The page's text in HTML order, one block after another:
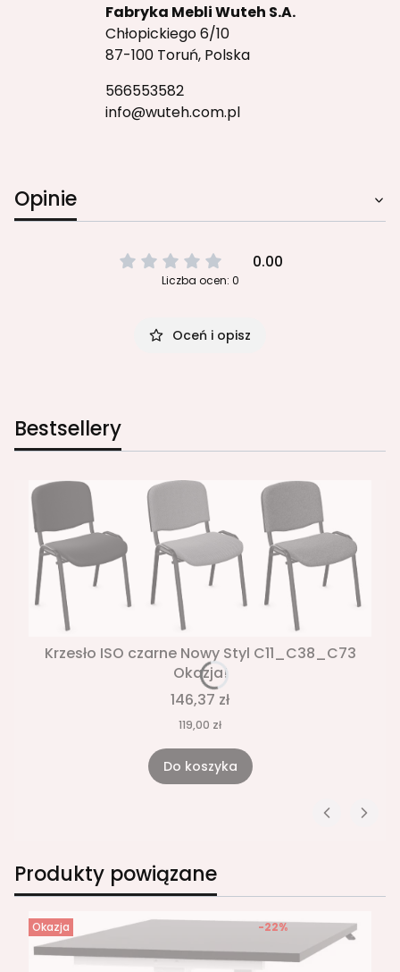
Fabryka Mebli Wuteh S.A.
Chłopickiego 6/10
87-100 Toruń, Polska
566553582
info@wuteh.com.pl
Opinie
0.00
Liczba ocen: 0
Oceń i opisz
Bestsellery
Krzesło ISO czarne Nowy Styl C11_C38_C73
Okazja!
146,37 zł
119,00 zł
Do koszyka
Produkty powiązane
Okazja -22%